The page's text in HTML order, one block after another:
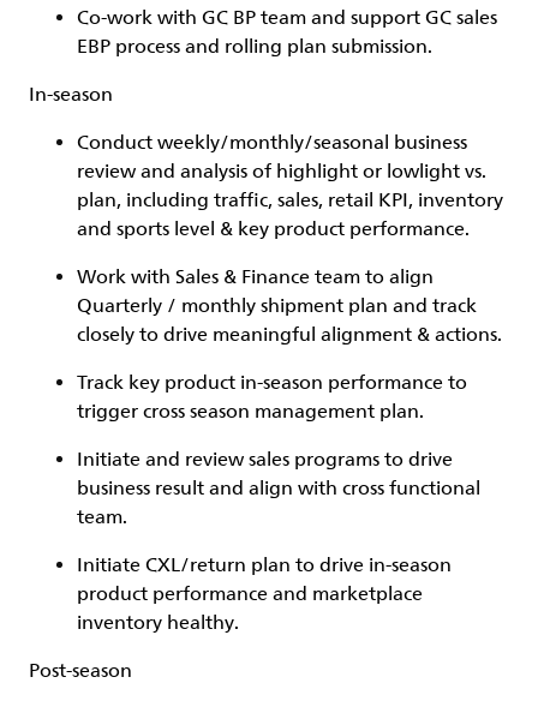
Co-work with GC BP team and support GC sales
EBP process and rolling plan submission.
In-season
Conduct weekly/monthly/seasonal business
review and analysis of highlight or lowlight vs.
plan, including traffic, sales, retail KPI, inventory
and sports level & key product performance.
Work with Sales & Finance team to align
Quarterly / monthly shipment plan and track
closely to drive meaningful alignment & actions.
Track key product in-season performance to
trigger cross season management plan.
Initiate and review sales programs to drive
business result and align with cross functional
team.
Initiate CXL/return plan to drive in-season
product performance and marketplace
inventory healthy.
Post-season